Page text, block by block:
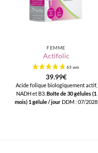
FEMME
Actifolic
39.99€
Acide folique biologiquement actif,
NADH et B3. Boîte de 30 gélules (1
mois) 1 gélule / jour DDM : 07/2028